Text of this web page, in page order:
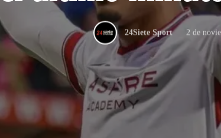
24Siete Sport 2 de